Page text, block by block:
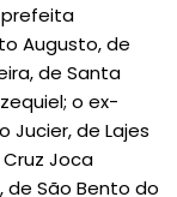
prefeita
Augusto, de
de Santa
o ex-
Jucier, de Lajes
Joca
de São Bento do